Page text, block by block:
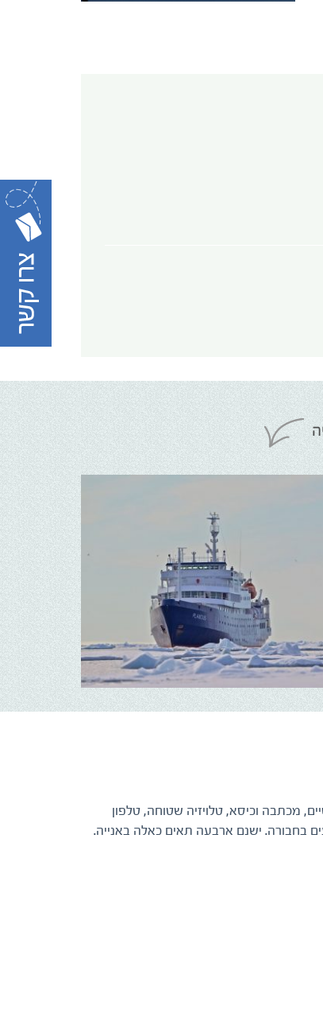
ומקלחת פרטיים, מכתבה וכיסא, טלויזיה שטוחה, טלפון
בחבורה. ישנם ארבעה תאים כאלה באנייה.